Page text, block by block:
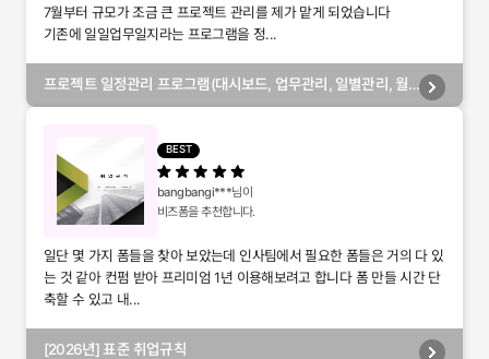
7월부터 규모가 조금 큰 프로젝트 관리를 제가 맡게 되었습니다
기존에 일일업무일지라는 프로그램을 정...
프로젝트 일정관리 프로그램(대시보드, 업무관리, 일별관리, 월
BEST
bangbangi***님이
비즈폼을 추천합니다.
일단 몇 가지 폼들을 찾아 보았는데 인사팀에서 필요한 폼들은 거의 다 있
는 것 같아 컨펌 받아 프리미엄 1년 이용해보려고 합니다 폼 만들 시간 단
축할 수 있고 내...
[2026년] 표준 취업규칙